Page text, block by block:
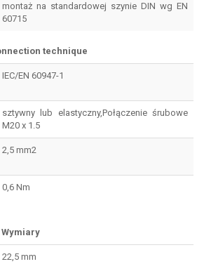
montaż na standardowej szynie DIN wg EN
60715
technique
IEC/EN 60947-1
sztywny lub elastyczny,Połączenie śrubowe
M20 x 1.5
2,5 mm2
0,6 Nm
22,5 mm